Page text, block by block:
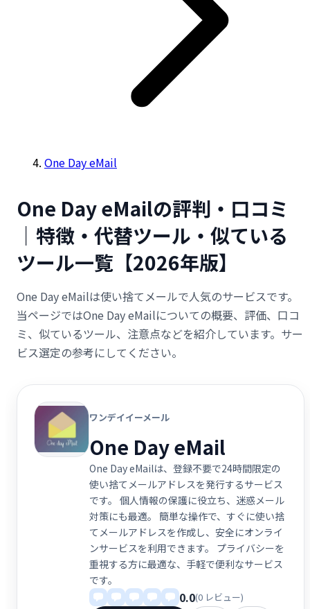
One Day eMail
One Day eMailの評判・口コミ
｜特徴・代替ツール・似ている
ツール一覧【2026年版】
One Day eMailは使い捨てメールで人気のサービスです。
当ページではOne Day eMailについての概要、評価、口コ
ミ、似ているツール、注意点などを紹介しています。サー
ビス選定の参考にしてください。
ワンデイイーメール
One Day eMail
One Day eMailは、登録不要で24時間限定の
使い捨てメールアドレスを発行するサービス
です。 個人情報の保護に役立ち、迷惑メール
対策にも最適。 簡単な操作で、すぐに使い捨
てメールアドレスを作成し、安全にオンライ
ンサービスを利用できます。 プライバシーを
重視する方に最適な、手軽で便利なサービス
です。
0.0(0 レビュー)